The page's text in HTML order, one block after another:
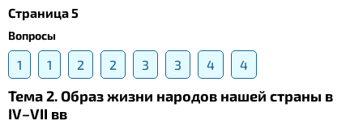
Страница 5
Вопросы
1 1 2 2 3 3 4 4
Тема 2. Образ жизни народов нашей страны в
IV–VII вв